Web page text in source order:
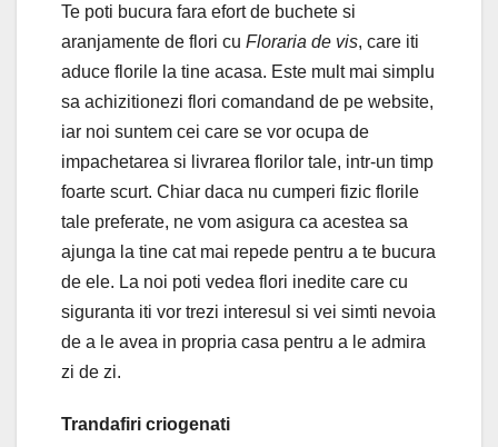
Te poti bucura fara efort de buchete si
aranjamente de flori cu Floraria de vis, care iti
aduce florile la tine acasa. Este mult mai simplu
sa achizitionezi flori comandand de pe website,
iar noi suntem cei care se vor ocupa de
impachetarea si livrarea florilor tale, intr-un timp
foarte scurt. Chiar daca nu cumperi fizic florile
tale preferate, ne vom asigura ca acestea sa
ajunga la tine cat mai repede pentru a te bucura
de ele. La noi poti vedea flori inedite care cu
siguranta iti vor trezi interesul si vei simti nevoia
de a le avea in propria casa pentru a le admira
zi de zi.
Trandafiri criogenati